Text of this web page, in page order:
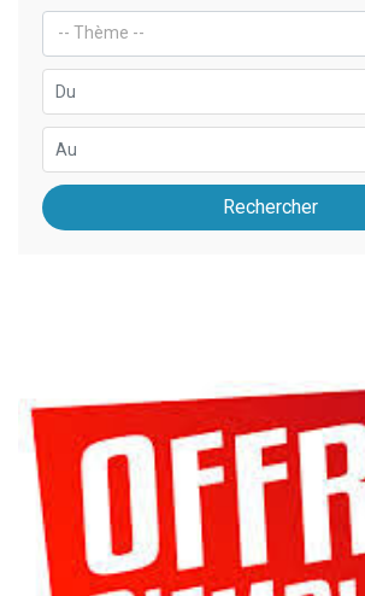
Rechercher